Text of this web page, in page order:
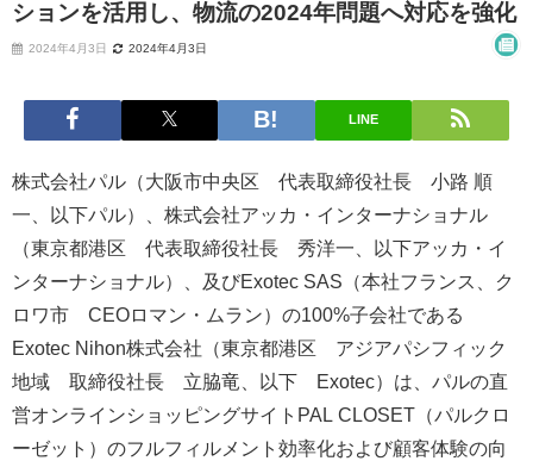
ションを活用し、物流の2024年問題へ対応を強化
2024年4月3日 2024年4月3日
LINE
株式会社パル（大阪市中央区 代表取締役社長 小路 順
一、以下パル）、株式会社アッカ・インターナショナル
（東京都港区 代表取締役社長 秀洋一、以下アッカ・イ
ンターナショナル）、及びExotec SAS（本社フランス、ク
ロワ市 CEOロマン・ムラン）の100%子会社である
Exotec Nihon株式会社（東京都港区 アジアパシフィック
地域 取締役社長 立脇竜、以下 Exotec）は、パルの直
営オンラインショッピングサイトPAL CLOSET（パルクロ
ーゼット）のフルフィルメント効率化および顧客体験の向